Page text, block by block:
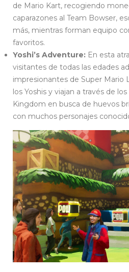
de Mario Kart, recogiendo
caparazones al Team Bowser,
más, mientras forman equipo
favoritos.
Yoshi’s Adventure: En esta
visitantes de todas las edades
impresionantes de Super Mario
los Yoshis y viajan a través de
Kingdom en busca de huevos
con muchos personajes